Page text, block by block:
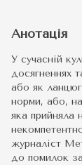
Анотація
У сучасній
досягненнях
або як ланцюг
норми, або,
яка прийняла
журналіст
до помилок